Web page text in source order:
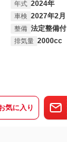
年式 2024年
車検 2027年2月
整備 法定整備付
排気量 2000cc
気に入り